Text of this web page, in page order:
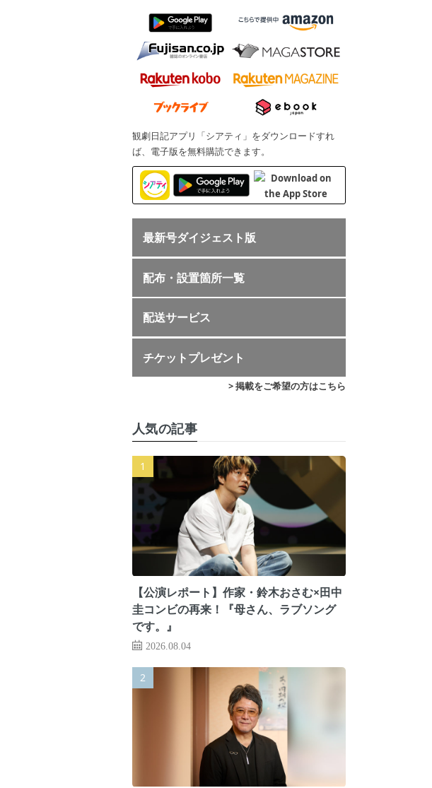
観劇日記アプリ「シアティ」をダウンロードすれ
ば、電子版を無料購読できます。
最新号ダイジェスト版
配布・設置箇所一覧
配送サービス
チケットプレゼント
> 掲載をご希望の方はこちら
人気の記事
【公演レポート】作家・鈴木おさむ×田中
圭コンビの再来！『母さん、ラブソング
です。』
2026.08.04